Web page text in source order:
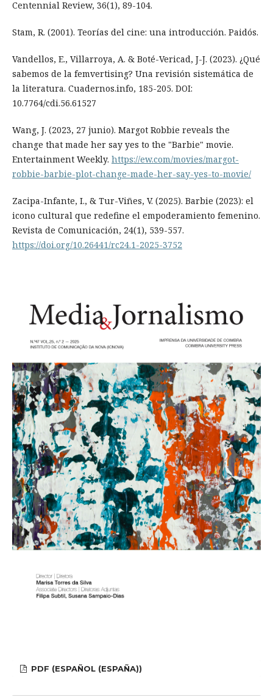
Centennial Review, 36(1), 89-104.
Stam, R. (2001). Teorías del cine: una introducción. Paidós.
Vandellos, E., Villarroya, A. & Boté-Vericad, J-J. (2023). ¿Qué
sabemos de la femvertising? Una revisión sistemática de
la literatura. Cuadernos.info, 185-205. DOI:
10.7764/cdi.56.61527
Wang, J. (2023, 27 junio). Margot Robbie reveals the
change that made her say yes to the "Barbie" movie.
Entertainment Weekly. https://ew.com/movies/margot-
robbie-barbie-plot-change-made-her-say-yes-to-movie/
Zacipa-Infante, I., & Tur-Viñes, V. (2025). Barbie (2023): el
icono cultural que redefine el empoderamiento femenino.
Revista de Comunicación, 24(1), 539-557.
https://doi.org/10.26441/rc24.1-2025-3752
PDF (ESPAÑOL (ESPAÑA))